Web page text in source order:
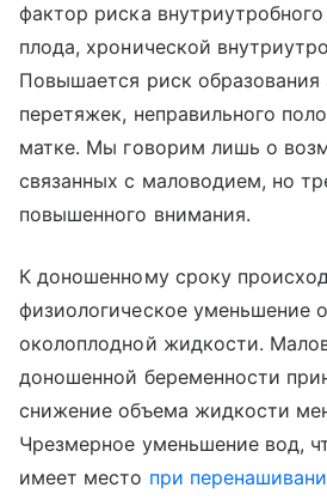
фактор риска
плода, хронической
Повышается риск образования
перетяжек, неправильного
матке. Мы говорим лишь о
связанных с маловодием, но
повышенного внимания.
К доношенному сроку
физиологическое уменьшение
околоплодной жидкости.
доношенной беременности
снижение объема жидкости
Чрезмерное уменьшение вод,
имеет место при